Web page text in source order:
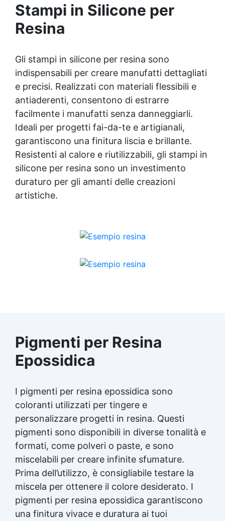
calcestruzzo ✅ Penetrazione profonda
grazie alla bassa viscosità, aumentando
resistenza meccanica e chimica ✅ Finitura
lucida che ravviva il colore, protegge
antipolvere ✅ Facile applicazione con rullo,
asciugatura in meno di 12 ore per una
protezione rapida e duratura ✅ Ideale per
garage, cortili, magazzini e piazzali,
resistente a temperature estreme e agenti
chimici
Stampi in Silicone per
Resina
Gli stampi in silicone per resina sono
indispensabili per creare manufatti dettagliati
e precisi. Realizzati con materiali flessibili e
antiaderenti, consentono di estrarre
facilmente i manufatti senza danneggiarli.
Ideali per progetti fai-da-te e artigianali,
garantiscono una finitura liscia e brillante.
Resistenti al calore e riutilizzabili, gli stampi in
silicone per resina sono un investimento
duraturo per gli amanti delle creazioni
artistiche.
Pigmenti per Resina
Epossidica
I pigmenti per resina epossidica sono
coloranti utilizzati per tingere e
personalizzare progetti in resina. Questi
pigmenti sono disponibili in diverse tonalità e
formati, come polveri o paste, e sono
miscelabili per creare infinite sfumature.
Prima dell’utilizzo, è consigliabile testare la
miscela per ottenere il colore desiderato. I
pigmenti per resina epossidica garantiscono
una finitura vivace e duratura ai tuoi